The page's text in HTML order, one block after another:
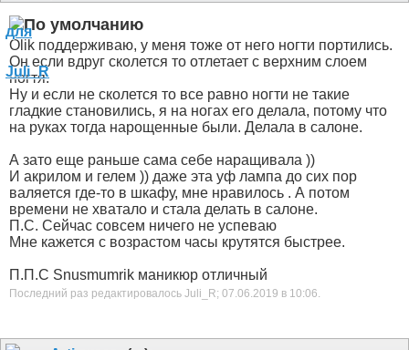
Olik поддерживаю, у меня тоже от него ногти портились.
Он если вдруг сколется то отлетает с верхним слоем
ногтя.
Ну и если не сколется то все равно ногти не такие
гладкие становились, я на ногах его делала, потому что
на руках тогда нарощенные были. Делала в салоне.
А зато еще раньше сама себе наращивала ))
И акрилом и гелем )) даже эта уф лампа до сих пор
валяется где-то в шкафу, мне нравилось . А потом
времени не хватало и стала делать в салоне.
П.С. Сейчас совсем ничего не успеваю
Мне кажется с возрастом часы крутятся быстрее.
П.П.С Snusmumrik маникюр отличный
Последний раз редактировалось Juli_R; 07.06.2019 в 10:06